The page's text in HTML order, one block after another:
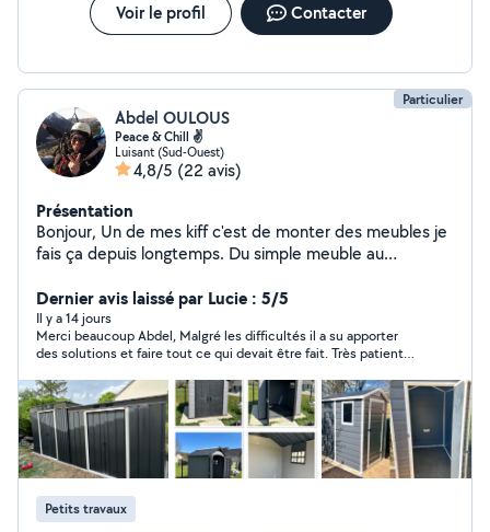
Voir le profil Contacter
Particulier
Abdel OULOUS
Peace & Chill ✌
Luisant (Sud-Ouest)
4,8/5 (22 avis)
Présentation
Bonjour, Un de mes kiff c'est de monter des meubles je
fais ça depuis longtemps. Du simple meuble au
d'autres domaines dans lesquels je peux répondre à vos
attentes je vous laisse les découvrir via mon profil.
Dernier avis laissé par Lucie : 5/5
Il y a 14 jours
Merci beaucoup Abdel, Malgré les difficultés il a su apporter
des solutions et faire tout ce qui devait être fait. Très patient
Petits travaux